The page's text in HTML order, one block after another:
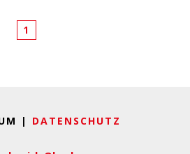
1
| DATENSCHUTZ